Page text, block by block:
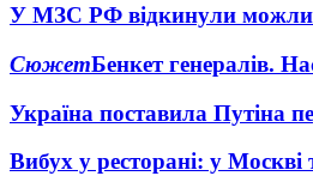
У МЗС РФ відкинули
СюжетБенкет генералів.
Україна поставила Путіна
Вибух у ресторані: у